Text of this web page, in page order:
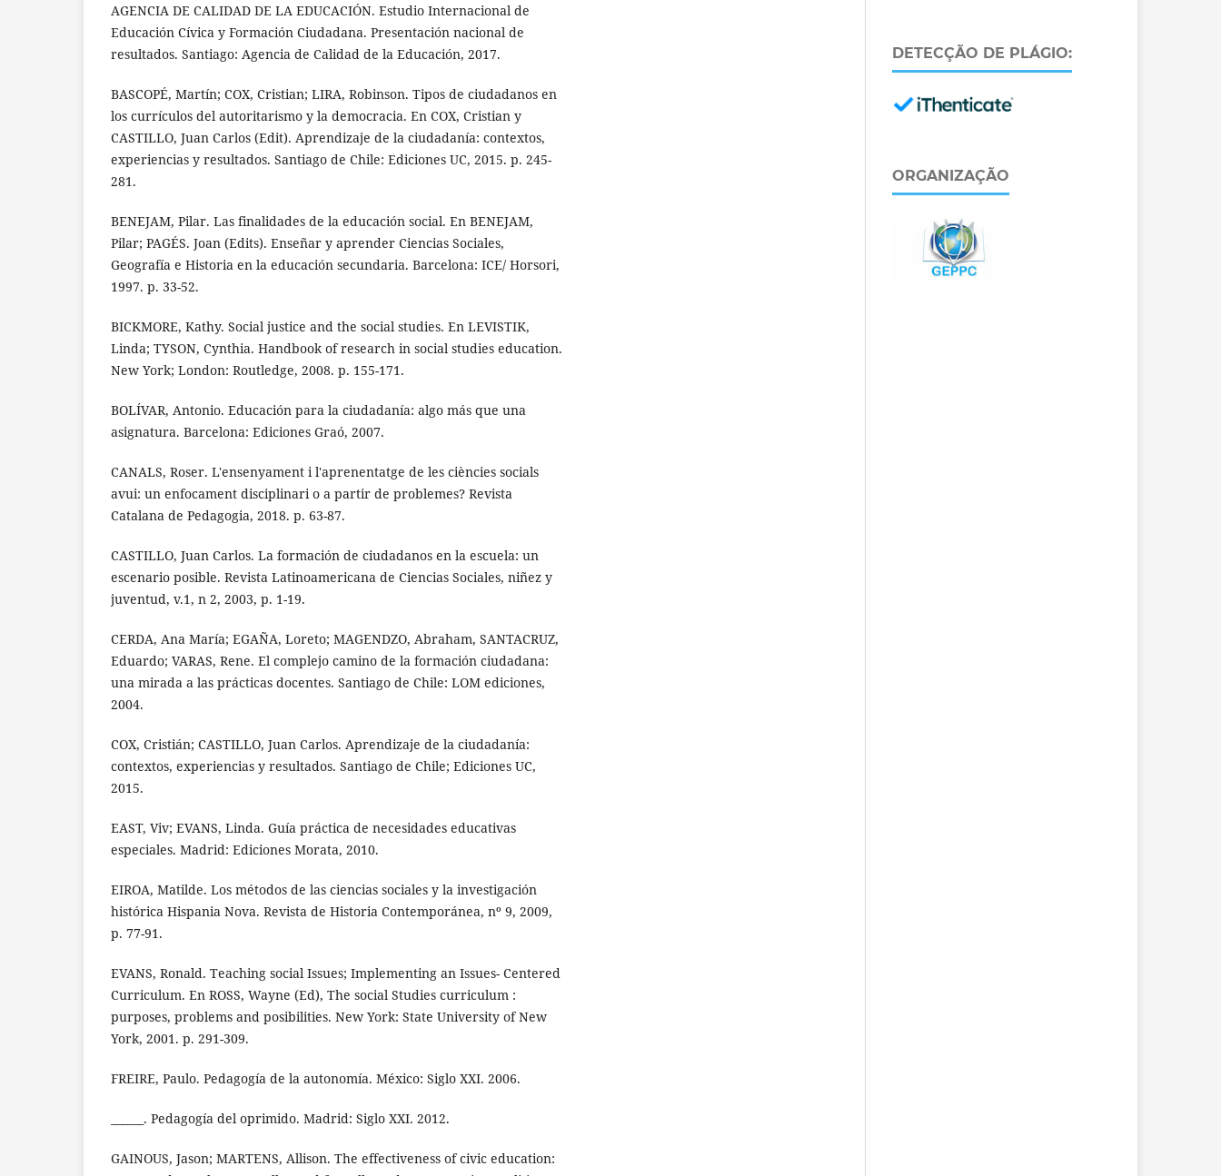
AGENCIA DE CALIDAD DE LA EDUCACIÓN. Estudio Internacional de
Educación Cívica y Formación Ciudadana. Presentación nacional de
resultados. Santiago: Agencia de Calidad de la Educación, 2017.
BASCOPÉ, Martín; COX, Cristian; LIRA, Robinson. Tipos de ciudadanos en
los currículos del autoritarismo y la democracia. En COX, Cristian y
CASTILLO, Juan Carlos (Edit). Aprendizaje de la ciudadanía: contextos,
experiencias y resultados. Santiago de Chile: Ediciones UC, 2015. p. 245-
281.
BENEJAM, Pilar. Las finalidades de la educación social. En BENEJAM,
Pilar; PAGÉS. Joan (Edits). Enseñar y aprender Ciencias Sociales,
Geografía e Historia en la educación secundaria. Barcelona: ICE/ Horsori,
1997. p. 33-52.
BICKMORE, Kathy. Social justice and the social studies. En LEVISTIK,
Linda; TYSON, Cynthia. Handbook of research in social studies education.
New York; London: Routledge, 2008. p. 155-171.
BOLÍVAR, Antonio. Educación para la ciudadanía: algo más que una
asignatura. Barcelona: Ediciones Graó, 2007.
CANALS, Roser. L'ensenyament i l'aprenentatge de les ciències socials
avui: un enfocament disciplinari o a partir de problemes? Revista
Catalana de Pedagogia, 2018. p. 63-87.
CASTILLO, Juan Carlos. La formación de ciudadanos en la escuela: un
escenario posible. Revista Latinoamericana de Ciencias Sociales, niñez y
juventud, v.1, n 2, 2003, p. 1-19.
CERDA, Ana María; EGAÑA, Loreto; MAGENDZO, Abraham, SANTACRUZ,
Eduardo; VARAS, Rene. El complejo camino de la formación ciudadana:
una mirada a las prácticas docentes. Santiago de Chile: LOM ediciones,
2004.
COX, Cristián; CASTILLO, Juan Carlos. Aprendizaje de la ciudadanía:
contextos, experiencias y resultados. Santiago de Chile; Ediciones UC,
2015.
EAST, Viv; EVANS, Linda. Guía práctica de necesidades educativas
especiales. Madrid: Ediciones Morata, 2010.
EIROA, Matilde. Los métodos de las ciencias sociales y la investigación
histórica Hispania Nova. Revista de Historia Contemporánea, nº 9, 2009,
p. 77-91.
EVANS, Ronald. Teaching social Issues; Implementing an Issues- Centered
Curriculum. En ROSS, Wayne (Ed), The social Studies curriculum :
purposes, problems and posibilities. New York: State University of New
York, 2001. p. 291-309.
FREIRE, Paulo. Pedagogía de la autonomía. México: Siglo XXI. 2006.
______. Pedagogía del oprimido. Madrid: Siglo XXI. 2012.
GAINOUS, Jason; MARTENS, Allison. The effectiveness of civic education:
DETECÇÃO DE PLÁGIO:
ORGANIZAÇÃO